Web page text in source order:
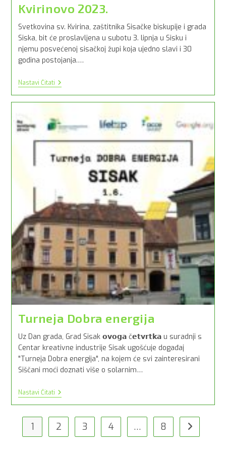
Kvirinovo 2023.
Svetkovina sv. Kvirina, zaštitnika Sisačke biskupije i grada
Siska, bit će proslavljena u subotu 3. lipnja u Sisku i
njemu posvećenoj sisačkoj župi koja ujedno slavi i 30
godina postojanja.…
Nastavi ČitatiKvirinovo
2023.
Turneja Dobra energija
Uz Dan grada, Grad Sisak 𝗼𝘃𝗼𝗴𝗮 č𝗲𝘁𝘃𝗿𝘁𝗸𝗮 u suradnji s
Centar kreativne industrije Sisak ugošćuje događaj
"Turneja Dobra energija", na kojem će svi zainteresirani
Siščani moći doznati više o solarnim…
Nastavi ČitatiTurneja
Dobra
Energija
1 2 3 4 … 8 Idi na